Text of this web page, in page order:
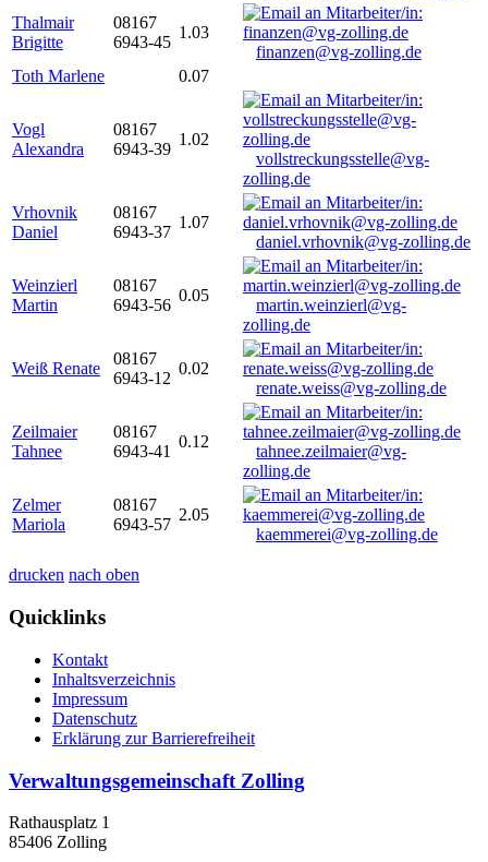
Thalmair
Brigitte
08167
6943-45
1.03
finanzen@vg-zolling.de
Toth Marlene
0.07
Vogl
Alexandra
08167
6943-39
1.02
vollstreckungsstelle@vg-
zolling.de
Vrhovnik
Daniel
08167
6943-37
1.07
daniel.vrhovnik@vg-zolling.de
Weinzierl
Martin
08167
6943-56
0.05
martin.weinzierl@vg-
zolling.de
Weiß Renate
08167
6943-12
0.02
renate.weiss@vg-zolling.de
Zeilmaier
Tahnee
08167
6943-41
0.12
tahnee.zeilmaier@vg-
zolling.de
Zelmer
Mariola
08167
6943-57
2.05
kaemmerei@vg-zolling.de
drucken nach oben
Quicklinks
Kontakt
Inhaltsverzeichnis
Impressum
Datenschutz
Erklärung zur Barrierefreiheit
Verwaltungsgemeinschaft Zolling
Rathausplatz 1
85406 Zolling